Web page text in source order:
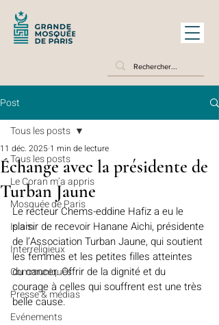
Post
Tous les posts
Le Coran m’a appris
Mosquée de Paris
Islam
Interreligieux
Communiqués
Presse & médias
Evénements
Tous les posts
Échange avec la présidente de
Turban Jaune
11 déc. 2025 1 min de lecture
Le recteur Chems-eddine Hafiz a eu le
plaisir de recevoir Hanane Aichi, présidente
de l’Association Turban Jaune, qui soutient
les femmes et les petites filles atteintes
du cancer. Offrir de la dignité et du
courage à celles qui souffrent est une très
belle cause.